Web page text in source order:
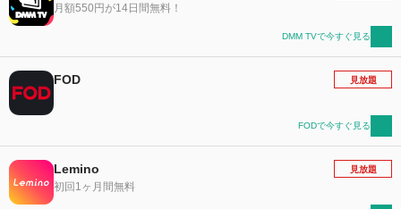
月額550円が14日間無料！
DMM TVで今すぐ見る
FOD 見放題
FODで今すぐ見る
Lemino
初回1ヶ月間無料
見放題